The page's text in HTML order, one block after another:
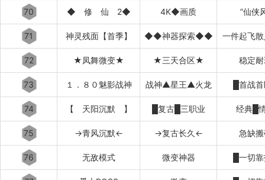
70 ◆ 修 仙 2◆ 4K◆画质 ”仙侠
71 神灵残面【首季】 ◆◆神器探索◆◆ 一件起飞
72 ★凤舞微变★ ★三天合区★ 稳定
73 １．８０魅影战神 战神▲星王▲火龙 █首战
74 【 天阳沉默 】 █复古█三职业 经典█
75 →青风沉默← →复古长久← 急缺
76 无敌模式 微变神器 █一切